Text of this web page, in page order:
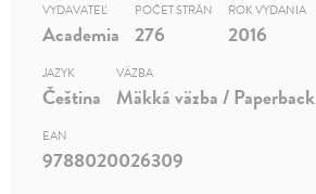
VYDAVATEĽ
Academia
POČET STRÁN
276
ROK VYDANIA
2016
JAZYK
Čeština
VÄZBA
Mäkká väzba / Paperback
EAN
9788020026309